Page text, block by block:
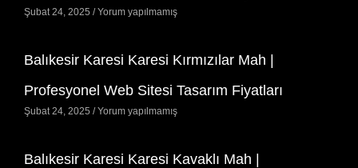
Şubat 24, 2025 Yorum yapılmamış
Balıkesir Karesi Karesi Kırmızılar Mah |
Profesyonel Web Sitesi Tasarım Fiyatları
Şubat 24, 2025 Yorum yapılmamış
Balıkesir Karesi Karesi Kavaklı Mah |